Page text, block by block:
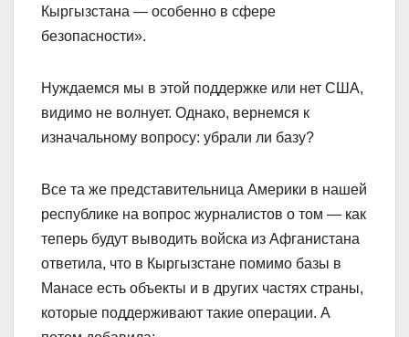
Кыргызстана — особенно в сфере
безопасности».
Нуждаемся мы в этой поддержке или нет США,
видимо не волнует. Однако, вернемся к
изначальному вопросу: убрали ли базу?
Все та же представительница Америки в нашей
республике на вопрос журналистов о том — как
теперь будут выводить войска из Афганистана
ответила, что в Кыргызстане помимо базы в
Манасе есть объекты и в других частях страны,
которые поддерживают такие операции. А